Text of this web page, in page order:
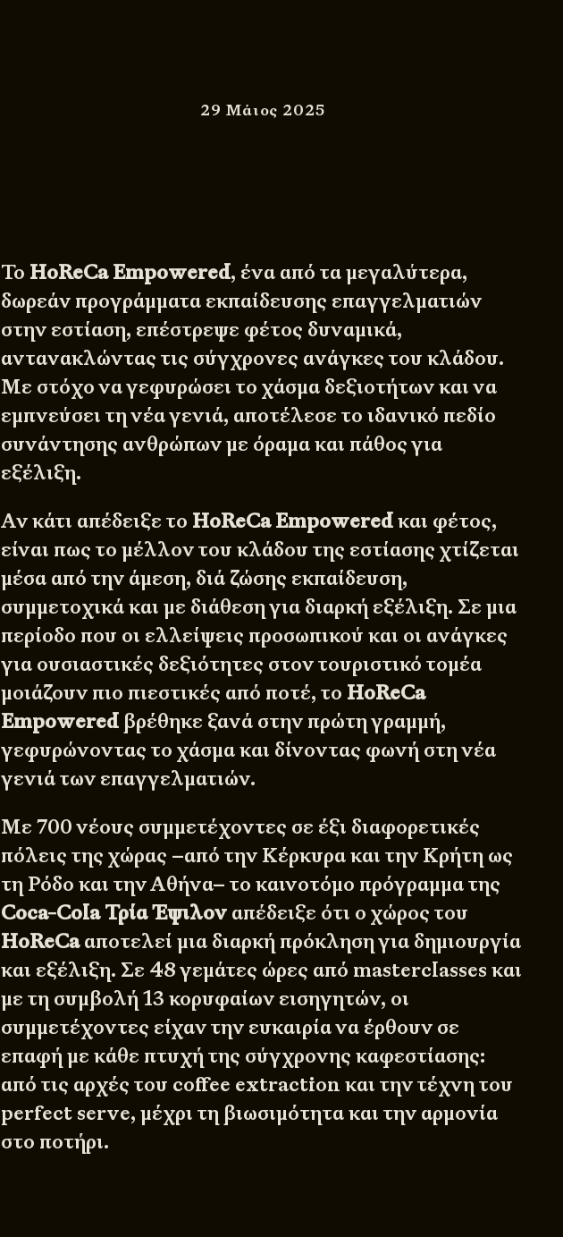
29 Μάιος 2025
Το HoReCa Empowered, ένα από τα μεγαλύτερα,
δωρεάν προγράμματα εκπαίδευσης επαγγελματιών
στην εστίαση, επέστρεψε φέτος δυναμικά,
αντανακλώντας τις σύγχρονες ανάγκες του κλάδου.
Με στόχο να γεφυρώσει το χάσμα δεξιοτήτων και να
εμπνεύσει τη νέα γενιά, αποτέλεσε το ιδανικό πεδίο
συνάντησης ανθρώπων με όραμα και πάθος για
εξέλιξη.
Αν κάτι απέδειξε το HoReCa Empoweredκαι φέτος,
είναι πως το μέλλον του κλάδου της εστίασης χτίζεται
μέσα από την άμεση, διά ζώσης εκπαίδευση,
συμμετοχικά και με διάθεση για διαρκή εξέλιξη. Σε μια
περίοδο που οι ελλείψεις προσωπικού και οι ανάγκες
για ουσιαστικές δεξιότητες στον τουριστικό τομέα
μοιάζουν πιο πιεστικές από ποτέ, το HoReCa
Empowered βρέθηκε ξανά στην πρώτη γραμμή,
γεφυρώνοντας το χάσμα και δίνοντας φωνή στη νέα
γενιά των επαγγελματιών.
Με 700 νέους συμμετέχοντες σε έξι διαφορετικές
πόλεις της χώρας –από την Κέρκυρα και την Κρήτη ως
τη Ρόδο και την Αθήνα– το καινοτόμο πρόγραμμα της
Coca-Cola Τρία Έψιλον απέδειξε ότι ο χώρος του
HoReCaαποτελεί μια διαρκή πρόκληση για δημιουργία
και εξέλιξη. Σε 48 γεμάτες ώρες από masterclasses και
με τη συμβολή 13 κορυφαίων εισηγητών, οι
συμμετέχοντες είχαν την ευκαιρία να έρθουν σε
επαφή με κάθε πτυχή της σύγχρονης καφεστίασης:
από τις αρχές του coffee extraction και την τέχνη του
perfect serve, μέχρι τη βιωσιμότητα και την αρμονία
στο ποτήρι.